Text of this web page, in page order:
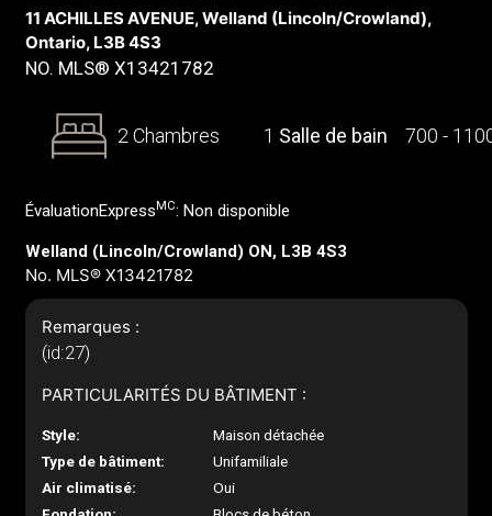
11 ACHILLES AVENUE, Welland (Lincoln/Crowland),
Ontario, L3B 4S3
NO. MLS® X13421782
2 Chambres 1 Salle de bain 700 -
ÉvaluationExpress MC: Non disponible
Welland (Lincoln/Crowland) ON, L3B 4S3
No. MLS® X13421782
Remarques :
(id:27)
PARTICULARITÉS DU BÂTIMENT :
Style:
Maison détachée
Type de bâtiment:
Unifamiliale
Air climatisé:
Oui